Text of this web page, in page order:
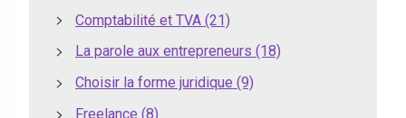
Comptabilité et TVA (21)
La parole aux entrepreneurs (18)
Choisir la forme juridique (9)
Freelance (8)